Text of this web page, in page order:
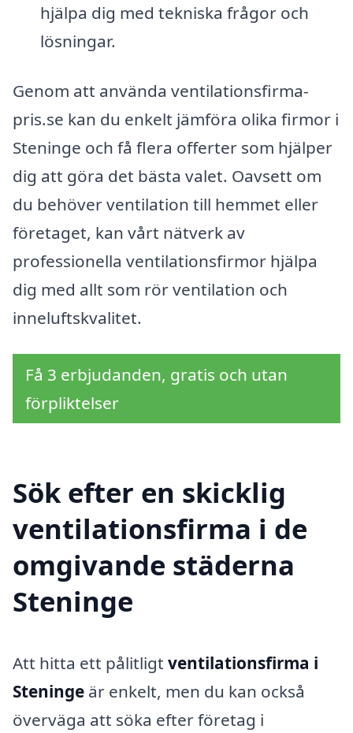
hjälpa dig med tekniska frågor och
lösningar.
Genom att använda ventilationsfirma-
pris.se kan du enkelt jämföra olika firmor i
Steninge och få flera offerter som hjälper
dig att göra det bästa valet. Oavsett om
du behöver ventilation till hemmet eller
företaget, kan vårt nätverk av
professionella ventilationsfirmor hjälpa
dig med allt som rör ventilation och
inneluftskvalitet.
Få 3 erbjudanden, gratis och utan
förpliktelser
Sök efter en skicklig
ventilationsfirma i de
omgivande städerna
Steninge
Att hitta ett pålitligt ventilationsfirma i
Steninge är enkelt, men du kan också
överväga att söka efter företag i